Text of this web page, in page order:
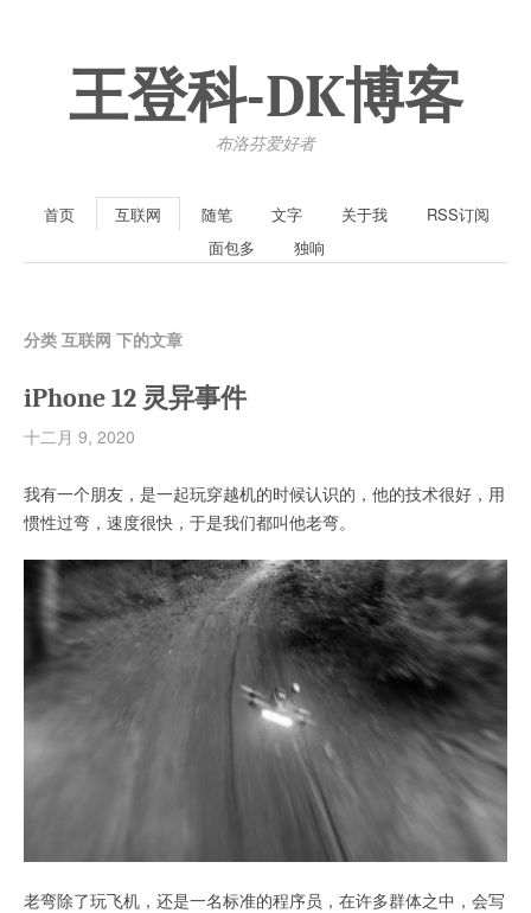
王登科-DK博客
布洛芬爱好者
首页 互联网 随笔 文字 关于我
RSS订阅
面包多
独响
分类 互联网 下的文章
iPhone 12 灵异事件
十二月 9, 2020
我有一个朋友，是一起玩穿越机的时候认识的，他的技术很好，用
惯性过弯，速度很快，于是我们都叫他老弯。
老弯除了玩飞机，还是一名标准的程序员，在许多群体之中，会写